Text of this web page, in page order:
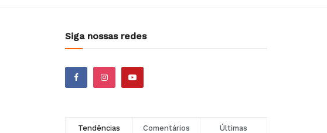
Siga nossas redes
Tendências Comentários Últimas